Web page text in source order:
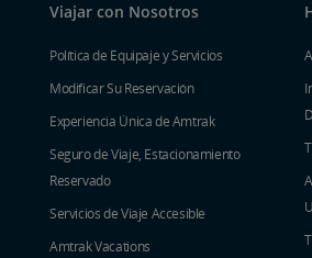
Viajar con Nosotros
Política de Equipaje y Servicios
Modificar Su Reservación
Experiencia Única de Amtrak
Seguro de Viaje, Estacionamiento
Reservado
Servicios de Viaje Accesible
Amtrak Vacations